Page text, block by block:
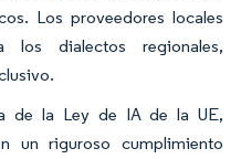
Los proveedores locales
los dialectos regionales,
de la Ley de IA de la UE,
un riguroso cumplimiento